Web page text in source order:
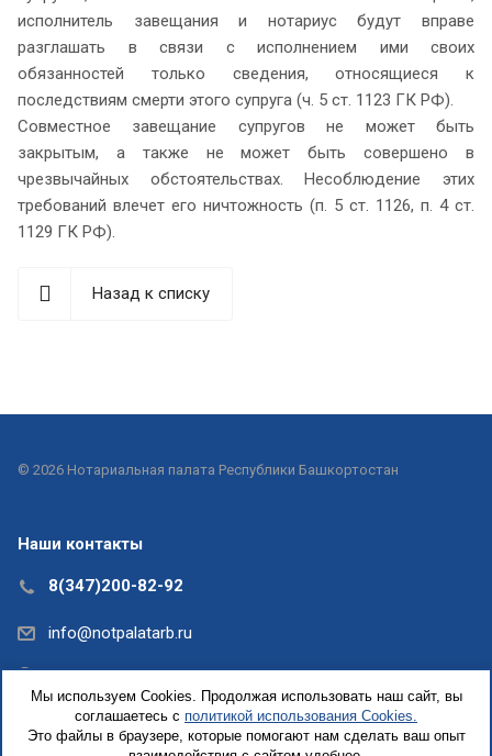
исполнитель завещания и нотариус будут вправе
разглашать в связи с исполнением ими своих
обязанностей только сведения, относящиеся к
последствиям смерти этого супруга (ч. 5 ст. 1123 ГК РФ).
Совместное завещание супругов не может быть
закрытым, а также не может быть совершено в
чрезвычайных обстоятельствах. Несоблюдение этих
требований влечет его ничтожность (п. 5 ст. 1126, п. 4 ст.
1129 ГК РФ).
Назад к списку
© 2026 Нотариальная палата Республики Башкортостан
Наши контакты
8(347)200-82-92
info@notpalatarb.ru
офис 5
Мы используем Cookies. Продолжая использовать наш сайт, вы
соглашаетесь с политикой использования Cookies.
Это файлы в браузере, которые помогают нам сделать ваш опыт